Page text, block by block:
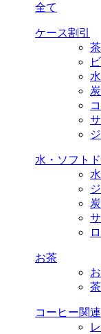
全て
ケース割引
茶
水・ソフト
お茶
コーヒー関連